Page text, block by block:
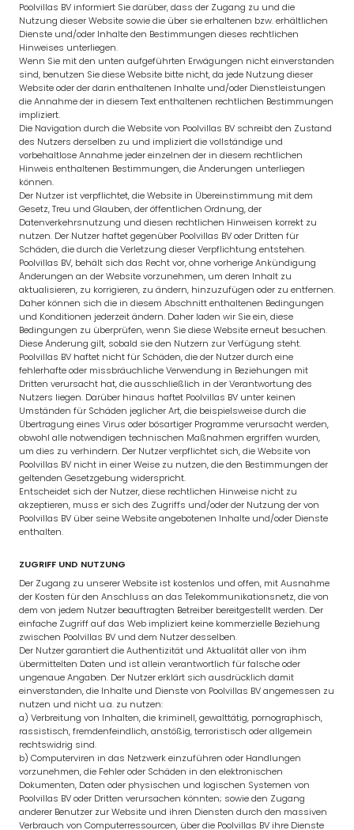
Poolvillas BV informiert Sie darüber, dass der Zugang zu und die
Nutzung dieser Website sowie die über sie erhaltenen bzw. erhältlichen
Dienste und/oder Inhalte den Bestimmungen dieses rechtlichen
Hinweises unterliegen.
Wenn Sie mit den unten aufgeführten Erwägungen nicht einverstanden
sind, benutzen Sie diese Website bitte nicht, da jede Nutzung dieser
Website oder der darin enthaltenen Inhalte und/oder Dienstleistungen
die Annahme der in diesem Text enthaltenen rechtlichen Bestimmungen
impliziert.
Die Navigation durch die Website von Poolvillas BV schreibt den Zustand
des Nutzers derselben zu und impliziert die vollständige und
vorbehaltlose Annahme jeder einzelnen der in diesem rechtlichen
Hinweis enthaltenen Bestimmungen, die Änderungen unterliegen
können.
Der Nutzer ist verpflichtet, die Website in Übereinstimmung mit dem
Gesetz, Treu und Glauben, der öffentlichen Ordnung, der
Datenverkehrsnutzung und diesen rechtlichen Hinweisen korrekt zu
nutzen. Der Nutzer haftet gegenüber Poolvillas BV oder Dritten für
Schäden, die durch die Verletzung dieser Verpflichtung entstehen.
Poolvillas BV, behält sich das Recht vor, ohne vorherige Ankündigung
Änderungen an der Website vorzunehmen, um deren Inhalt zu
aktualisieren, zu korrigieren, zu ändern, hinzuzufügen oder zu entfernen.
Daher können sich die in diesem Abschnitt enthaltenen Bedingungen
und Konditionen jederzeit ändern. Daher laden wir Sie ein, diese
Bedingungen zu überprüfen, wenn Sie diese Website erneut besuchen.
Diese Änderung gilt, sobald sie den Nutzern zur Verfügung steht.
Poolvillas BV haftet nicht für Schäden, die der Nutzer durch eine
fehlerhafte oder missbräuchliche Verwendung in Beziehungen mit
Dritten verursacht hat, die ausschließlich in der Verantwortung des
Nutzers liegen. Darüber hinaus haftet Poolvillas BV unter keinen
Umständen für Schäden jeglicher Art, die beispielsweise durch die
Übertragung eines Virus oder bösartiger Programme verursacht werden,
obwohl alle notwendigen technischen Maßnahmen ergriffen wurden,
um dies zu verhindern. Der Nutzer verpflichtet sich, die Website von
Poolvillas BV nicht in einer Weise zu nutzen, die den Bestimmungen der
geltenden Gesetzgebung widerspricht.
Entscheidet sich der Nutzer, diese rechtlichen Hinweise nicht zu
akzeptieren, muss er sich des Zugriffs und/oder der Nutzung der von
Poolvillas BV über seine Website angebotenen Inhalte und/oder Dienste
enthalten.
ZUGRIFF UND NUTZUNG
Der Zugang zu unserer Website ist kostenlos und offen, mit Ausnahme
der Kosten für den Anschluss an das Telekommunikationsnetz, die von
dem von jedem Nutzer beauftragten Betreiber bereitgestellt werden. Der
einfache Zugriff auf das Web impliziert keine kommerzielle Beziehung
zwischen Poolvillas BV und dem Nutzer desselben.
Der Nutzer garantiert die Authentizität und Aktualität aller von ihm
übermittelten Daten und ist allein verantwortlich für falsche oder
ungenaue Angaben. Der Nutzer erklärt sich ausdrücklich damit
einverstanden, die Inhalte und Dienste von Poolvillas BV angemessen zu
nutzen und nicht u.a. zu nutzen:
a) Verbreitung von Inhalten, die kriminell, gewalttätig, pornographisch,
rassistisch, fremdenfeindlich, anstößig, terroristisch oder allgemein
rechtswidrig sind.
b) Computerviren in das Netzwerk einzuführen oder Handlungen
vorzunehmen, die Fehler oder Schäden in den elektronischen
Dokumenten, Daten oder physischen und logischen Systemen von
Poolvillas BV oder Dritten verursachen könnten; sowie den Zugang
anderer Benutzer zur Website und ihren Diensten durch den massiven
Verbrauch von Computerressourcen, über die Poolvillas BV ihre Dienste